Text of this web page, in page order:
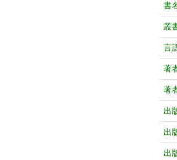
書
叢
言
著
著
出
出
出